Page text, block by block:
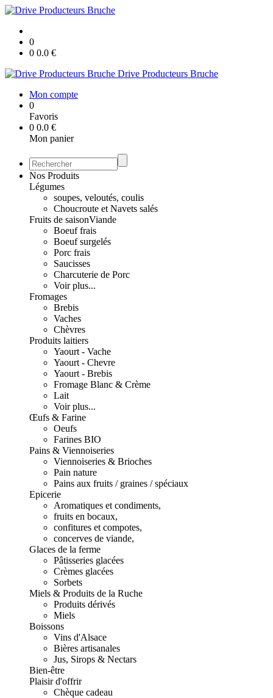
0
0 0.0 €
Drive Producteurs Bruche
Mon compte
0
Favoris
0 0.0 €
Mon panier
Nos Produits
Légumes
soupes, veloutés, coulis
Choucroute et Navets salés
Fruits de saisonViande
Boeuf frais
Boeuf surgelés
Porc frais
Saucisses
Charcuterie de Porc
Voir plus...
Fromages
Brebis
Vaches
Chèvres
Produits laitiers
Yaourt - Vache
Yaourt - Chevre
Yaourt - Brebis
Fromage Blanc & Crème
Lait
Voir plus...
Œufs & Farine
Oeufs
Farines BIO
Pains & Viennoiseries
Viennoiseries & Brioches
Pain nature
Pains aux fruits / graines / spéciaux
Epicerie
Aromatiques et condiments,
fruits en bocaux,
confitures et compotes,
concerves de viande,
Glaces de la ferme
Pâtisseries glacées
Crèmes glacées
Sorbets
Miels & Produits de la Ruche
Produits dérivés
Miels
Boissons
Vins d'Alsace
Bières artisanales
Jus, Sirops & Nectars
Bien-être
Plaisir d'offrir
Chèque cadeau